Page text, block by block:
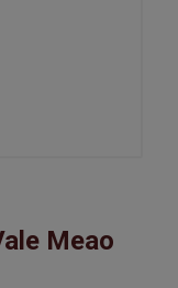
Meao